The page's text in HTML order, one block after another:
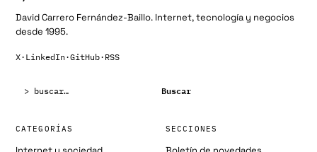
David Carrero Fernández-Baillo. Internet, tecnología y negocios
desde 1995.
X· LinkedIn·GitHub· RSS
Buscar
CATEGORÍAS SECCIONES